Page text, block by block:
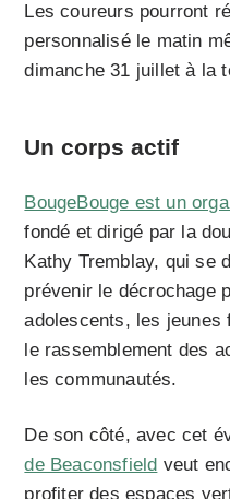
Les coureurs pourront
personnalisé le matin
dimanche 31 juillet à la
Un corps actif
BougeBouge est un
fondé et dirigé par la
Kathy Tremblay, qui se
prévenir le décrochage
adolescents, les
le rassemblement des
les communautés.
De son côté, avec cet
de Beaconsfield veut
profiter des espaces